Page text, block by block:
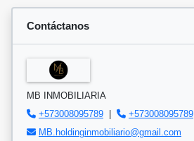
Contáctanos
MB INMOBILIARIA
+573008095789 |
+573008095789
MB.holdinginmobiliario@gmail.com